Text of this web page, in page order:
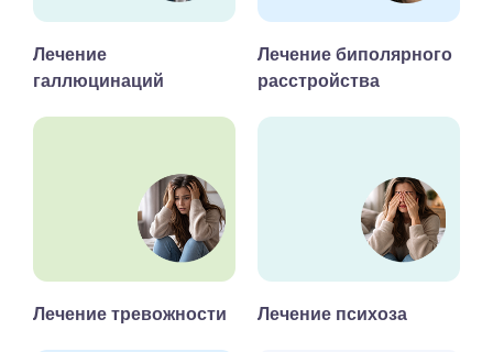
Лечение
галлюцинаций
Лечение биполярного
расстройства
Лечение тревожности Лечение психоза